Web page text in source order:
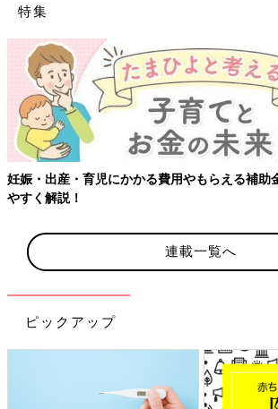
特集
妊娠・出産・育児にかかる費用やもらえる補助
やすく解説！
連載一覧へ
ピックアップ